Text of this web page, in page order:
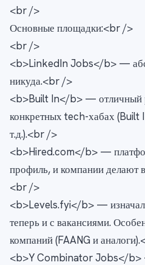
<br />
Основные площадки:<br />
<br />
<b>LinkedIn Jobs</b> —
никуда.<br />
<b>Built In</b> — отличный
конкретных tech-хабах (Built
т.д.).<br />
<b>Hired.com</b> —
профиль, и компании делают
<br />
<b>Levels.fyi</b> —
теперь и с вакансиями.
компаний (FAANG и
<b>Y Combinator Jobs</b>